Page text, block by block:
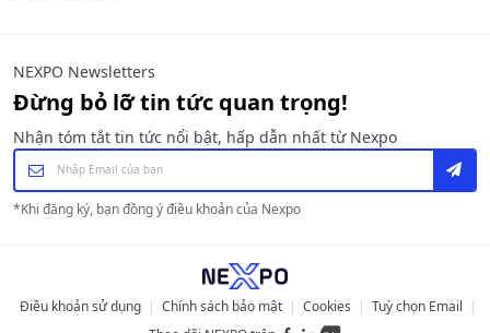
NEXPO Newsletters
Đừng bỏ lỡ tin tức quan trọng!
Nhận tóm tắt tin tức nổi bật, hấp dẫn nhất từ Nexpo
*Khi đăng ký, bạn đồng ý điều khoản của Nexpo
Điều khoản sử dụng | Chính sách bảo mật | Cookies | Tuỳ chọn Email |